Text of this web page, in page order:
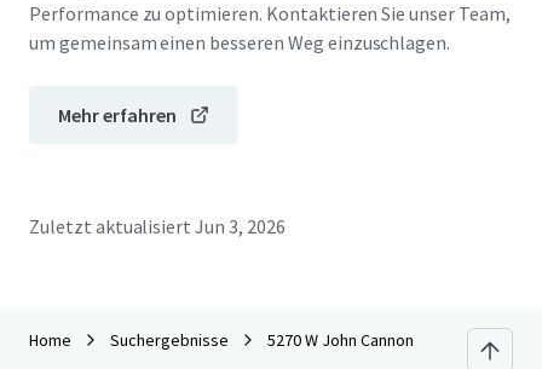
Performance zu optimieren. Kontaktieren Sie unser Team,
um gemeinsam einen besseren Weg einzuschlagen.
Mehr erfahren
Zuletzt aktualisiert Jun 3, 2026
Home Suchergebnisse 5270 W John Cannon